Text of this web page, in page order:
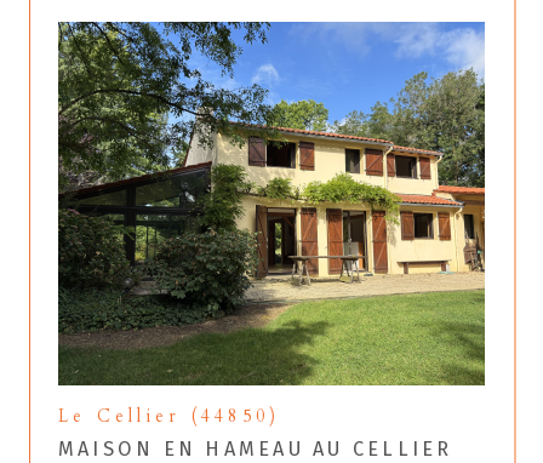
Le Cellier (44850)
MAISON EN HAMEAU AU CELLIER